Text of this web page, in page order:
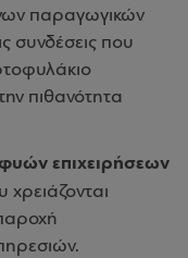
παραγωγικών
συνδέσεις που
πιθανότητα
επιχειρήσεων
χρειάζονται